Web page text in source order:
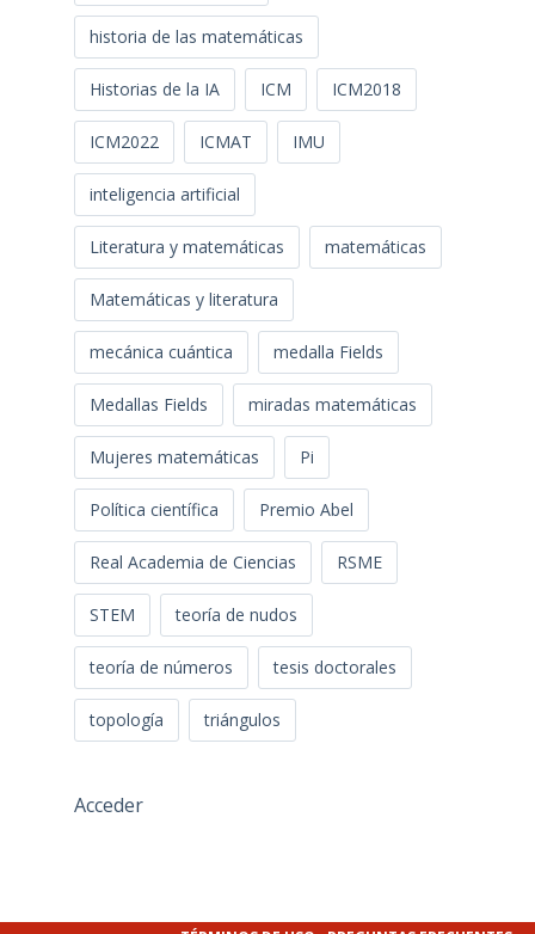
historia de las matemáticas
Historias de la IA ICM ICM2018
ICM2022 ICMAT IMU
inteligencia artificial
Literatura y matemáticas matemáticas
Matemáticas y literatura
mecánica cuántica medalla Fields
Medallas Fields miradas matemáticas
Mujeres matemáticas Pi
Política científica Premio Abel
Real Academia de Ciencias RSME
STEM teoría de nudos
teoría de números tesis doctorales
topología triángulos
Acceder